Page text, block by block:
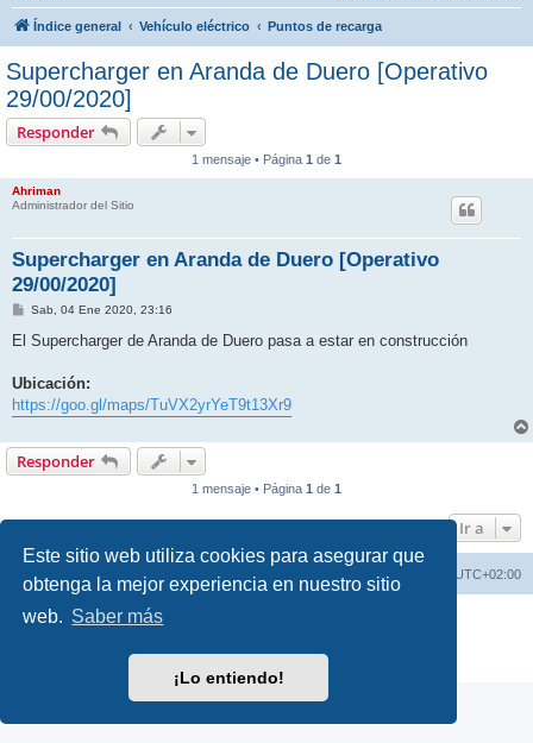
Este sitio web utiliza cookies para asegurar que
obtenga la mejor experiencia en nuestro sitio
web. Saber más
¡Lo entiendo!
Índice general Vehículo eléctrico Puntos de recarga
Supercharger en Aranda de Duero [Operativo
29/00/2020]
Responder
1 mensaje • Página 1 de 1
Ahriman
Administrador del Sitio
Supercharger en Aranda de Duero [Operativo
29/00/2020]
M
n
j
Sab, 04 Ene 2020, 23:16
El Supercharger de Aranda de Duero pasa a estar en construcción
Ubicación:
https://goo.gl/maps/TuVX2yrYeT9t13Xr9
Responder
1 mensaje • Página 1 de 1
Ir a
Índice general Todos los horarios son UTC+02:00
Borrar cookies
Desarrollado por
Condiciones